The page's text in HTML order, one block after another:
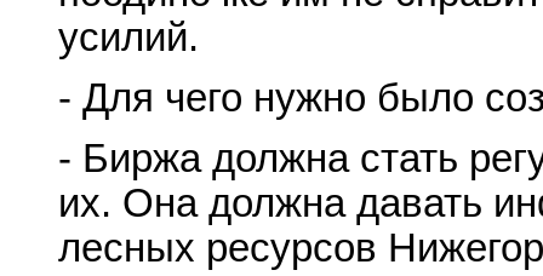
усилий.
- Для чего нужно было
- Биржа должна стать
их. Она должна давать
лесных ресурсов